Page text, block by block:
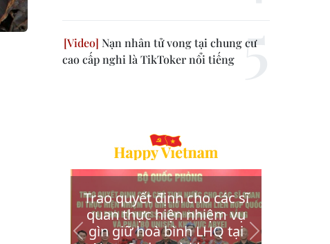
Nạn nhân tử vong tại chung cư
cao cấp nghi là TikToker nổi tiếng